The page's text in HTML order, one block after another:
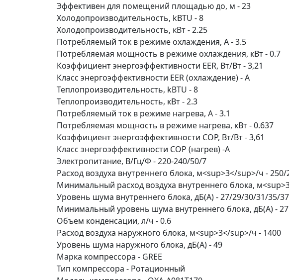
Эффективен для помещений площадью до, м - 23
Холодопроизводительность, kBTU - 8
Холодопроизводительность, кВт - 2.25
Потребляемый ток в режиме охлаждения, A - 3.5
Потребляемая мощность в режиме охлаждения, кВт - 0.7
Коэффициент энергоэффективности EER, Вт/Вт - 3,21
Класс энергоэффективности EER (охлаждение) - A
Теплопроизводительность, kBTU - 8
Теплопроизводительность, кВт - 2.3
Потребляемый ток в режиме нагрева, A - 3.1
Потребляемая мощность в режиме нагрева, кВт - 0.637
Коэффициент энергоэффективности COP, Вт/Вт - 3,61
Класс энергоэффективности COP (нагрев) -A
Электропитание, В/Гц/Ф - 220-240/50/7
Расход воздуха внутреннего блока, м<sup>3</sup>/ч -
Минимальный расход воздуха внутреннего блока,
Уровень шума внутреннего блока, дБ(А) - 27/29/30/31/35/
Минимальный уровень шума внутреннего блока, дБ(А) - 27
Объем конденсации, л/ч - 0.6
Расход воздуха наружного блока, м<sup>3</sup>/ч - 1400
Уровень шума наружного блока, дБ(А) - 49
Марка компрессора - GREE
Тип компрессора - Ротационный